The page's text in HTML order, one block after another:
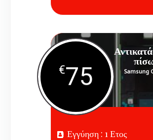
Samsung
€75
Εγγύηση : 1 Ετος